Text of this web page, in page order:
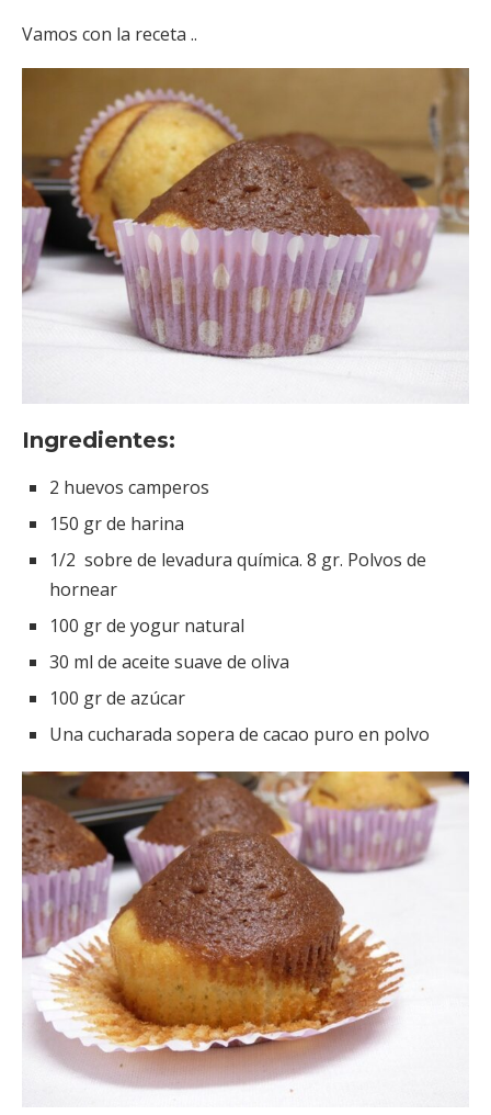
Vamos con la receta ..
Ingredientes:
2 huevos camperos
150 gr de harina
1/2 sobre de levadura química. 8 gr. Polvos de
hornear
100 gr de yogur natural
30 ml de aceite suave de oliva
100 gr de azúcar
Una cucharada sopera de cacao puro en polvo